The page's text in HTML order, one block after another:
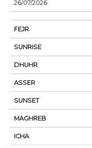
26/07/2026